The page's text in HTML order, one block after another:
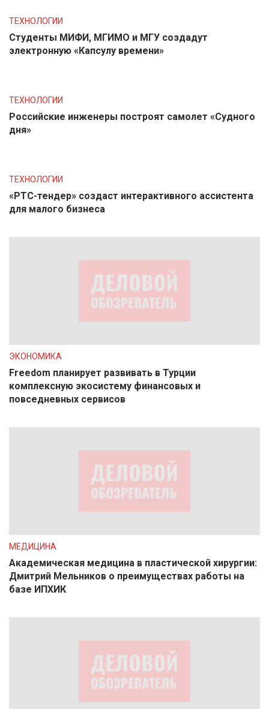
ТЕХНОЛОГИИ
Студенты МИФИ, МГИМО и МГУ создадут
электронную «Капсулу времени»
ТЕХНОЛОГИИ
Российские инженеры построят самолет «Судного
дня»
ТЕХНОЛОГИИ
«РТС-тендер» создаст интерактивного ассистента
для малого бизнеса
ЭКОНОМИКА
Freedom планирует развивать в Турции
комплексную экосистему финансовых и
повседневных сервисов
МЕДИЦИНА
Академическая медицина в пластической хирургии:
Дмитрий Мельников о преимуществах работы на
базе ИПХИК